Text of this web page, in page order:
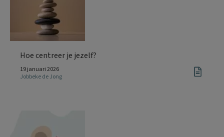
Hoe centreer je jezelf?
19 januari 2026
Jobbeke de Jong